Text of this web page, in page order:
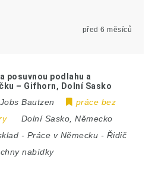
před 6 měsíců
posuvnou podlahu a
– Gifhorn, Dolní Sasko
Bautzen
práce bez
Dolní Sasko ,Německo
- Práce v Německu - Řidič
nabídky